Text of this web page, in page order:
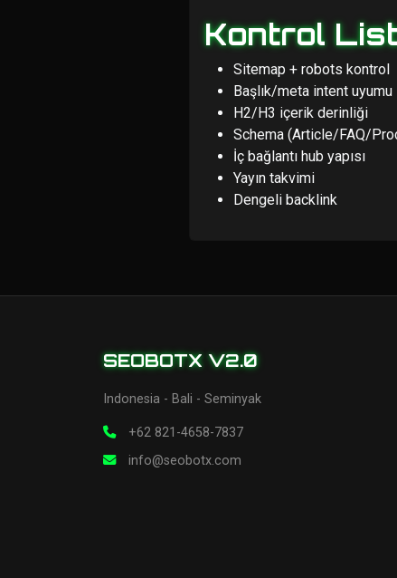
Kontrol
Sitemap + robots kontrol
Başlık/meta intent uyumu
H2/H3 içerik derinliği
Schema (Article/FAQ/
İç bağlantı hub yapısı
Yayın takvimi
Dengeli backlink
SEOBOTX V2.0
Indonesia - Bali - Seminyak
+62 821-4658-7837
info@seobotx.com